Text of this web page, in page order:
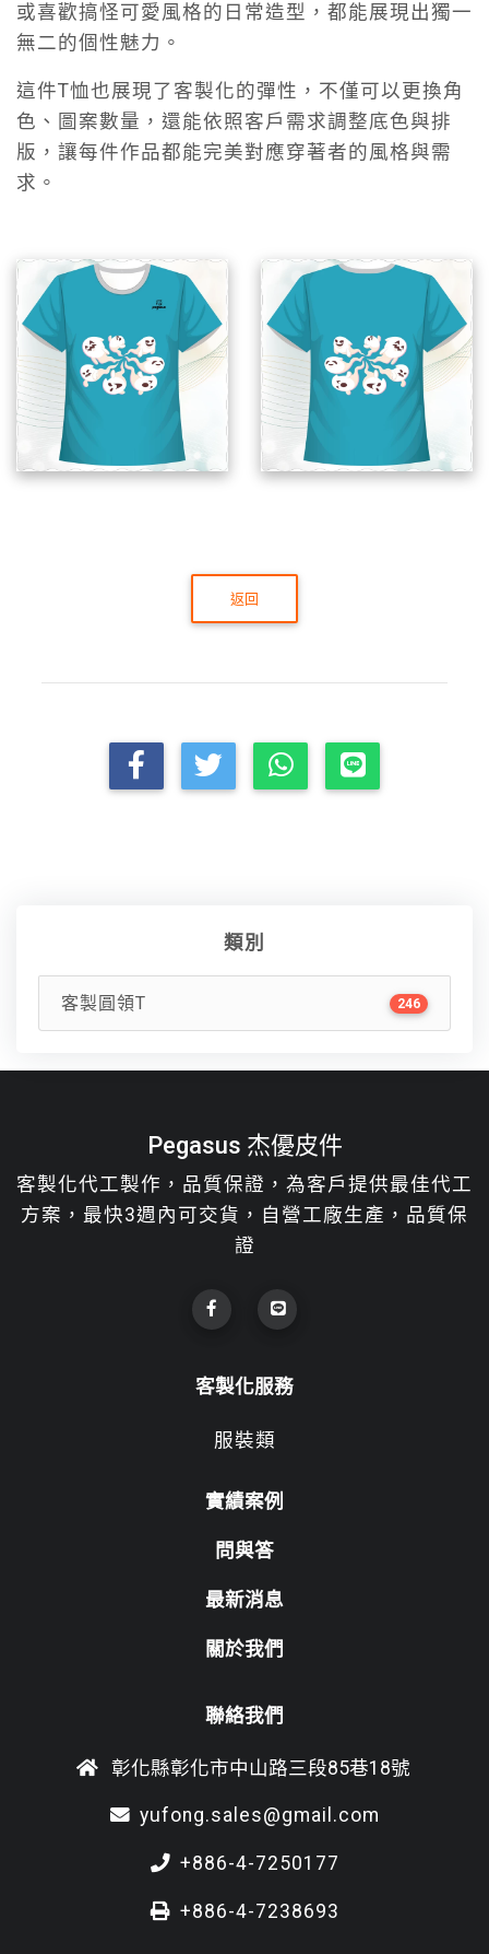
或喜歡搞怪可愛風格的日常造型，都能展現出獨一
無二的個性魅力。
這件T恤也展現了客製化的彈性，不僅可以更換角
色、圖案數量，還能依照客戶需求調整底色與排
版，讓每件作品都能完美對應穿著者的風格與需
求。
返回
類別
客製圓領T 246
Pegasus 杰優皮件
客製化代工製作，品質保證，為客戶提供最佳代工
方案，最快3週內可交貨，自營工廠生產，品質保
證
客製化服務
服裝類
實績案例
問與答
最新消息
關於我們
聯絡我們
彰化縣彰化市中山路三段85巷18號
yufong.sales@gmail.com
+886-4-7250177
+886-4-7238693